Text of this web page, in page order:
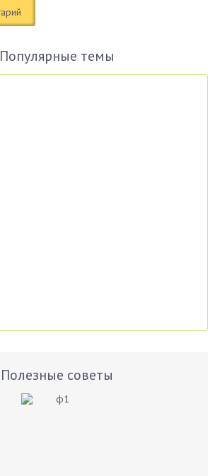
Популярные темы
Полезные советы